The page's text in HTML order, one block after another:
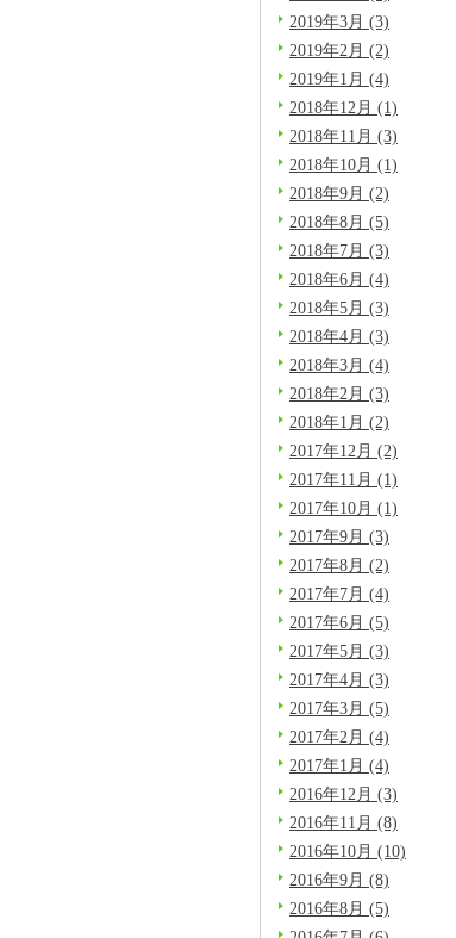
2019年3月 (3)
2019年2月 (2)
2019年1月 (4)
2018年12月 (1)
2018年11月 (3)
2018年10月 (1)
2018年9月 (2)
2018年8月 (5)
2018年7月 (3)
2018年6月 (4)
2018年5月 (3)
2018年4月 (3)
2018年3月 (4)
2018年2月 (3)
2018年1月 (2)
2017年12月 (2)
2017年11月 (1)
2017年10月 (1)
2017年9月 (3)
2017年8月 (2)
2017年7月 (4)
2017年6月 (5)
2017年5月 (3)
2017年4月 (3)
2017年3月 (5)
2017年2月 (4)
2017年1月 (4)
2016年12月 (3)
2016年11月 (8)
2016年10月 (10)
2016年9月 (8)
2016年8月 (5)